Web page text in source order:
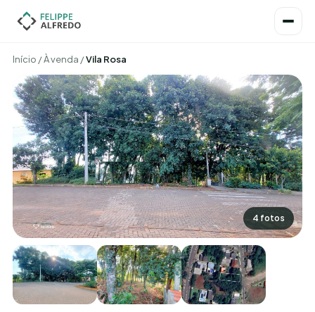
Início /À venda /Vila Rosa
4 fotos